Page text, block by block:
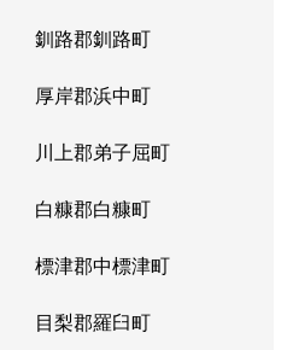
釧路郡釧路町
厚岸郡浜中町
川上郡弟子屈町
白糠郡白糠町
標津郡中標津町
目梨郡羅臼町